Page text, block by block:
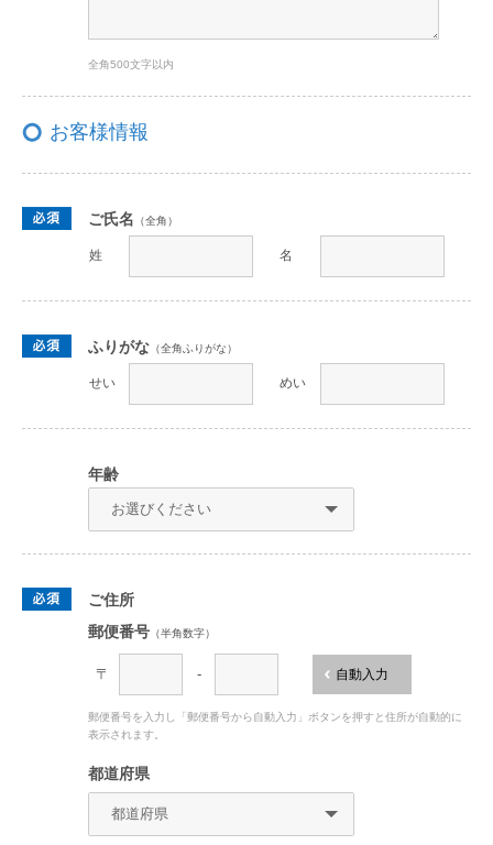
全角500文字以内
お客様情報
ご氏名 （全角）
姓 名
ふりがな （全角ふりがな）
せい めい
年齢
ご住所
郵便番号 （半角数字）
〒 - 自動入力
郵便番号を入力し「郵便番号から自動入力」ボタンを押すと住所が自動的に
表示されます。
都道府県